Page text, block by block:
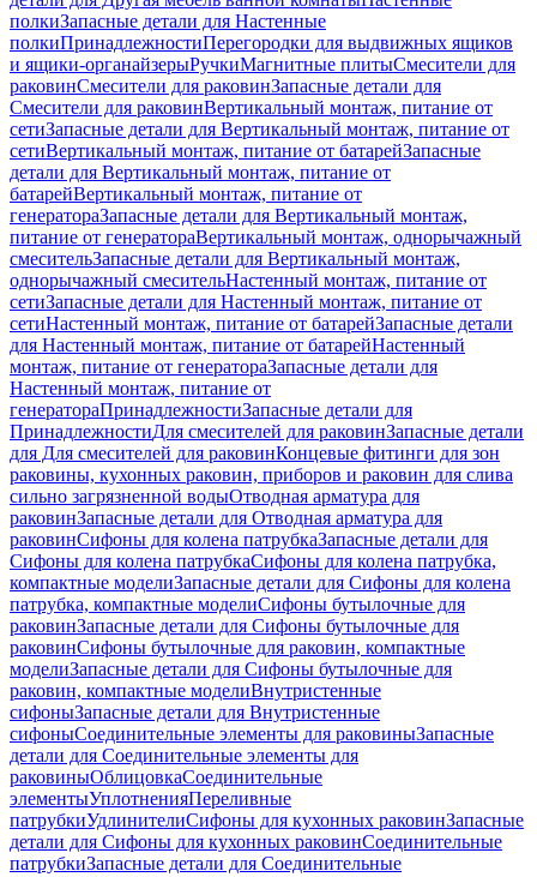
полкиЗапасные детали для Настенные
полкиПринадлежностиПерегородки для выдвижных ящиков
и ящики-органайзерыРучкиМагнитные плитыСмесители для
раковинСмесители для раковинЗапасные детали для
Смесители для раковинВертикальный монтаж, питание от
сетиЗапасные детали для Вертикальный монтаж, питание от
сетиВертикальный монтаж, питание от батарейЗапасные
детали для Вертикальный монтаж, питание от
батарейВертикальный монтаж, питание от
генератораЗапасные детали для Вертикальный монтаж,
питание от генератораВертикальный монтаж, однорычажный
смесительЗапасные детали для Вертикальный монтаж,
однорычажный смесительНастенный монтаж, питание от
сетиЗапасные детали для Настенный монтаж, питание от
сетиНастенный монтаж, питание от батарейЗапасные детали
для Настенный монтаж, питание от батарейНастенный
монтаж, питание от генератораЗапасные детали для
Настенный монтаж, питание от
генератораПринадлежностиЗапасные детали для
ПринадлежностиДля смесителей для раковинЗапасные детали
для Для смесителей для раковинКонцевые фитинги для зон
раковины, кухонных раковин, приборов и раковин для слива
сильно загрязненной водыОтводная арматура для
раковинЗапасные детали для Отводная арматура для
раковинСифоны для колена патрубкаЗапасные детали для
Сифоны для колена патрубкаСифоны для колена патрубка,
компактные моделиЗапасные детали для Сифоны для колена
патрубка, компактные моделиСифоны бутылочные для
раковинЗапасные детали для Сифоны бутылочные для
раковинСифоны бутылочные для раковин, компактные
моделиЗапасные детали для Сифоны бутылочные для
раковин, компактные моделиВнутристенные
сифоныЗапасные детали для Внутристенные
сифоныСоединительные элементы для раковиныЗапасные
детали для Соединительные элементы для
раковиныОблицовкаСоединительные
элементыУплотненияПереливные
патрубкиУдлинителиСифоны для кухонных раковинЗапасные
детали для Сифоны для кухонных раковинСоединительные
патрубкиЗапасные детали для Соединительные